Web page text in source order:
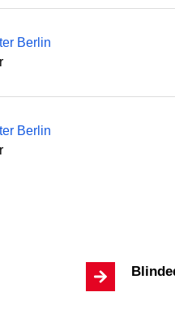
Berlin
Berlin